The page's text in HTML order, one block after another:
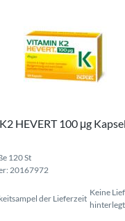
HEVERT 100 μg
120 St
20167972
Keine
hinterlegt